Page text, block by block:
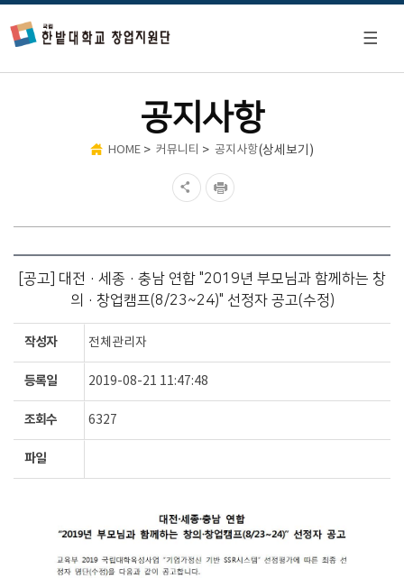
공지사항
HOME > 커뮤니티 > 공지사항(상세보기)
[공고] 대전·세종·충남 연합 "2019년 부모님과 함께하는 창
의·창업캠프(8/23~24)" 선정자 공고(수정)
작성자 전체관리자
등록일 2019-08-21 11:47:48
조회수 6327
파일